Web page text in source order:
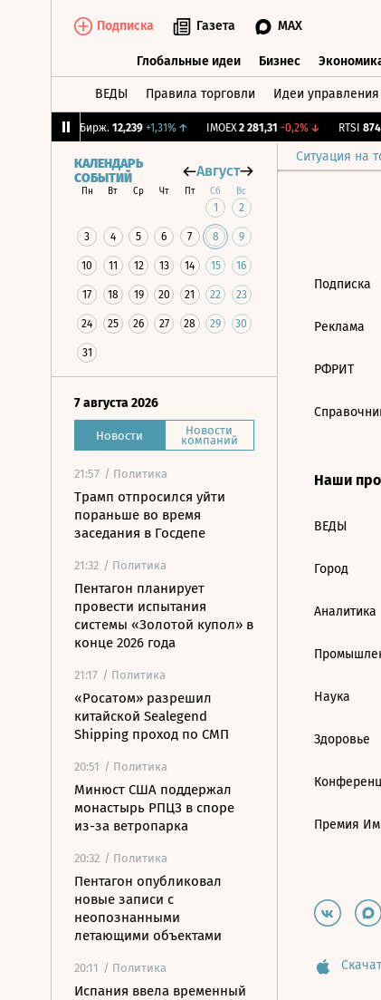
Подписка Газета MAX
Глобальные идеи Бизнес
ВЕДЫ Правила торговли Идеи управления
CNY Бирж. 12,239 +1,31%↑ IMOEX 2 281,31 -0,2%↓ RTSI
Ситуация на
КАЛЕНДАРЬ
СОБЫТИЙ
Август
Пн Вт Ср Чт Пт Сб Вс
1 2
3 4 5 6 7 8 9
10 11 12 13 14 15 16
17 18 19 20 21 22 23
24 25 26 27 28 29 30
31
7 августа 2026
Новости Новости
компаний
21:57 / Политика
Трамп отпросился уйти
пораньше во время
заседания в Госдепе
21:32 / Политика
Пентагон планирует
провести испытания
системы «Золотой купол» в
конце 2026 года
21:17 / Политика
«Росатом» разрешил
китайской Sealegend
Shipping проход по СМП
20:51 / Политика
Минюст США поддержал
монастырь РПЦЗ в споре
из-за ветропарка
20:32 / Политика
Пентагон опубликовал
новые записи с
неопознанными
летающими объектами
20:11 / Политика
Испания ввела временный
Подписка
Реклама
РФРИТ
Наши
ВЕДЫ
Город
Аналитика
Наука
Здоровье
Премия